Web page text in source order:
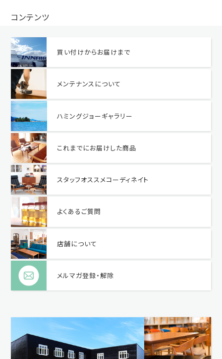
コンテンツ
買い付けからお届けまで
メンテナンスについて
ハミングジョーギャラリー
これまでにお届けした商品
スタッフオススメコーディネイト
よくあるご質問
店舗について
メルマガ登録・解除